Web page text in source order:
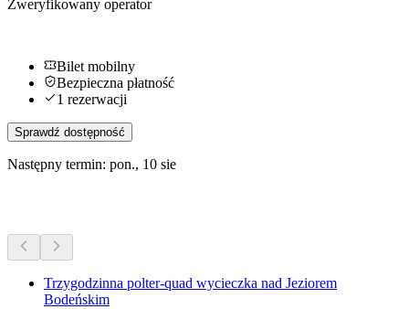
Zweryfikowany operator
Bilet mobilny
Bezpieczna płatność
1 rezerwacji
Sprawdź dostępność
Następny termin: pon., 10 sie
Trzygodzinna polter-quad wycieczka nad Jeziorem
Bodeńskim